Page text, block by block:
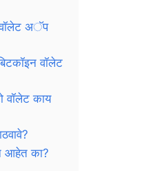
वॉलेट अॅप
वॉलेट
वॉलेट काय
आहेत का?